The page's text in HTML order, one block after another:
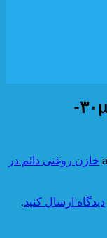
خازن-روغنی-دائم-در-مدار-۳۰µF-
خازن روغنی دائم در
دیدگاه ارسال کنید.